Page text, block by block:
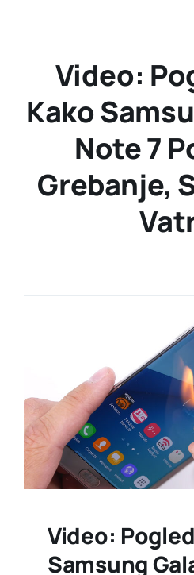
Video:
Kako
Note 7
Grebanje,
Video:
Samsung